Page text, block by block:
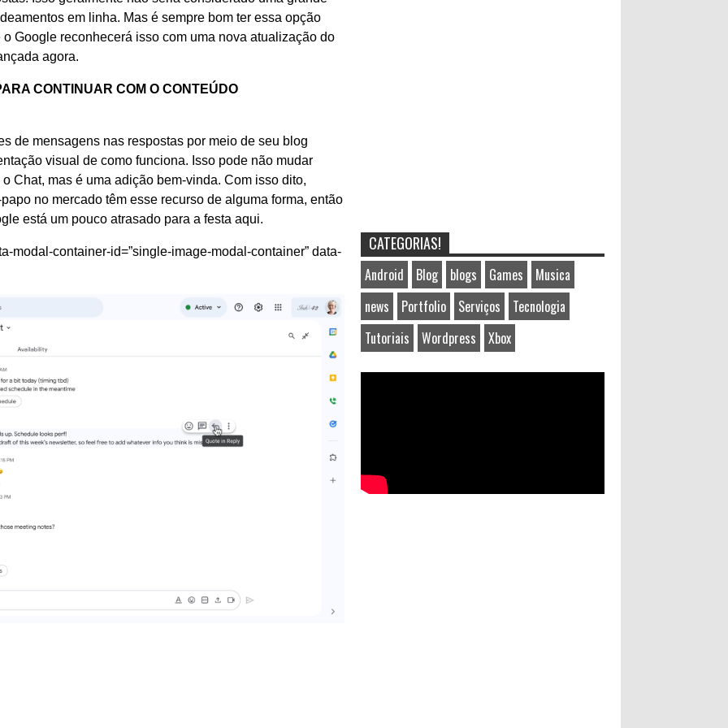
em linha. Mas é sempre bom ter essa opção
Google reconhecerá isso com uma nova atualização do
agora.
CONTINUAR COM O CONTEÚDO
de mensagens nas respostas por meio de seu blog
visual de como funciona. Isso pode não mudar
Chat, mas é uma adição bem-vinda. Com isso dito,
no mercado têm esse recurso de alguma forma, então
está um pouco atrasado para a festa aqui.
modal-container-id=”single-image-modal-container” data- CATEGORIAS!
Android Blog blogs Games
Musica
news
Portfolio Serviços
Tecnologia
Tutoriais
Wordpress Xbox